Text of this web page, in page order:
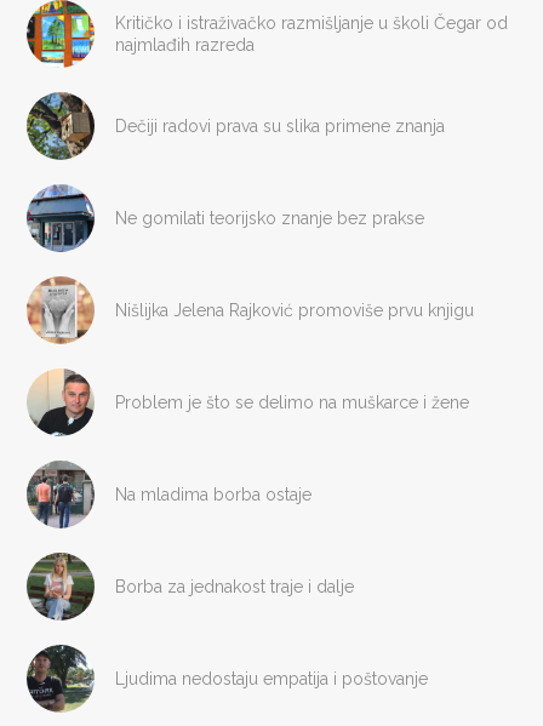
Kritičko i istraživačko razmišljanje u školi Čegar od
najmlađih razreda
Dečiji radovi prava su slika primene znanja
Ne gomilati teorijsko znanje bez prakse
Nišlijka Jelena Rajković promoviše prvu knjigu
Problem je što se delimo na muškarce i žene
Na mladima borba ostaje
Borba za jednakost traje i dalje
Ljudima nedostaju empatija i poštovanje